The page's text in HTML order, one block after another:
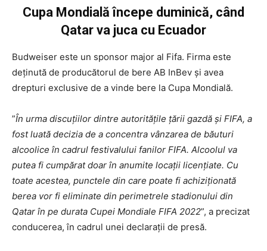
Cupa Mondială începe duminică, când
Qatar va juca cu Ecuador
Budweiser este un sponsor major al Fifa. Firma este
deținută de producătorul de bere AB InBev și avea
drepturi exclusive de a vinde bere la Cupa Mondială.
”În urma discuțiilor dintre autoritățile țării gazdă și FIFA, a
fost luată decizia de a concentra vânzarea de băuturi
alcoolice în cadrul festivalului fanilor FIFA. Alcoolul va
putea fi cumpărat doar în anumite locații licențiate. Cu
toate acestea, punctele din care poate fi achiziționată
berea vor fi eliminate din perimetrele stadionului din
Qatar în pe durata Cupei Mondiale FIFA 2022”, a precizat
conducerea, în cadrul unei declarații de presă.